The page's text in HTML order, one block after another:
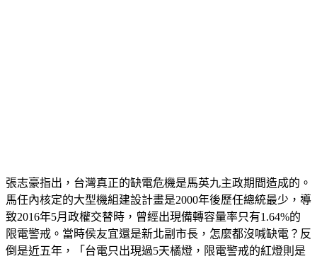
馬任內核定的大型機組建設計畫是2000年後歷任總統最少，導
致2016年5月政權交替時，曾經出現備轉容量率只有1.64%的
限電警戒。當時侯友宜還是新北副市長，怎麼都沒喊缺電？反
倒是近五年，「台電只出現過5天橘燈，限電警戒的紅燈則是
一次都沒有」，請侯友宜不要再亂喊台灣缺電，因為每喊缺電